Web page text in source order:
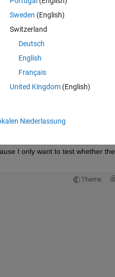
vadiation data?
I only want to test whether the
Theme
Sweden (English)
Switzerland
Deutsch
English
Français
United Kingdom(English)
Niederlassung